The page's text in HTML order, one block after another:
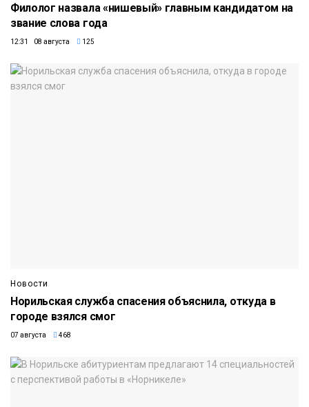
Филолог назвала «нишевый» главным кандидатом на
звание слова года
12:31 08 августа 125
Новости
Норильская служба спасения объяснила, откуда в
городе взялся смог
07 августа 468